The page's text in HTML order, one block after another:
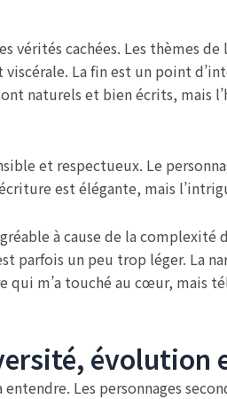
vérités cachées. Les thèmes
La fin est un point
naturels et bien écrits, mais
et respectueux. Le
est élégante, mais
à cause de la
un peu trop léger. La
m’a touché au cœur, mais
évolution
Les personnages